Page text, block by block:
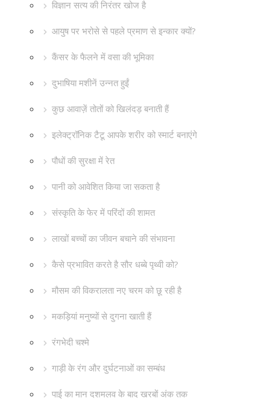
विज्ञान सत्य की निरंतर खोज है
आयुष पर भरोसे से पहले प्रमाण से इन्कार क्यों?
कैंसर के फैलने में वसा की भूमिका
दुभाषिया मशीनें उन्नत हुईं
कुछ आवाज़ें तोतों को खिलंदड़ बनाती हैं
इलेक्ट्रॉनिक टैटू आपके शरीर को स्मार्ट बनाएंगे
पौधों की सुरक्षा में रेत
पानी को आवेशित किया जा सकता है
संस्कृति के फेर में परिंदों की शामत
लाखों बच्चों का जीवन बचाने की संभावना
कैसे प्रभावित करते है सौर धब्बे पृथ्वी को?
मौसम की विकरालता नए चरम को छू रही है
मकड़ियां मनुष्यों से दुगना खाती हैं
रंगभेदी चश्मे
गाड़ी के रंग और दुर्घटनाओं का सम्बंध
पाई का मान दशमलव के बाद खरबों अंक तक